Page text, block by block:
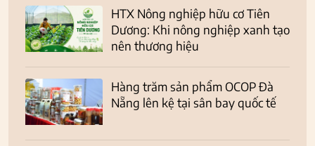
HTX Nông nghiệp hữu cơ Tiên
Dương: Khi nông nghiệp xanh tạo
nên thương hiệu
Hàng trăm sản phẩm OCOP Đà
Nẵng lên kệ tại sân bay quốc tế